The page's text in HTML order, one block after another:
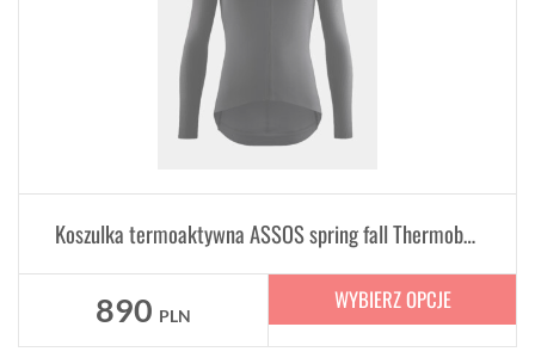
Koszulka termoaktywna ASSOS spring fall Thermobooster P1 Black Series
890 PLN
WYBIERZ OPCJE